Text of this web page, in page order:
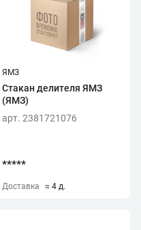
ЯМЗ
Стакан делителя ЯМЗ
(ЯМЗ)
арт. 2381721076
*****
Доставка ≈ 4 д.